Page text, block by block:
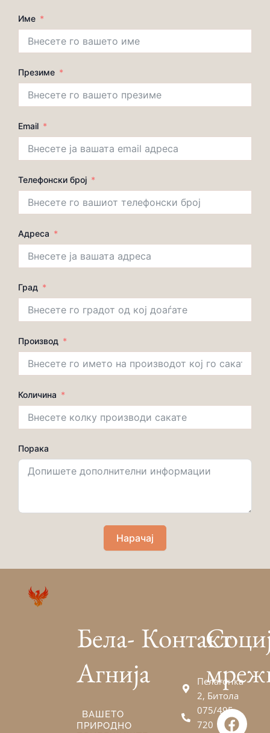
Име
Презиме
Email
Телефонски број
Адреса
Град
Производ
Количина
Порака
Нарачај
Бела-
Агнија
ВАШЕТО
ПРИРОДНО
Контакт
Пелагонка
2, Битола
075/495-
720
F
V
E